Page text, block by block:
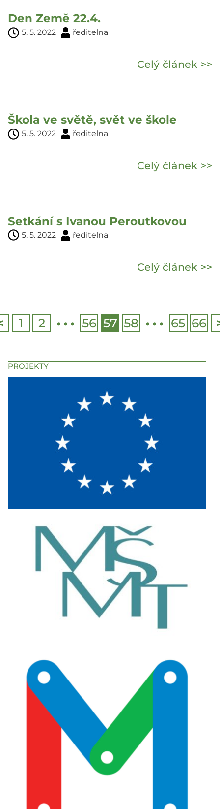
PROJEKTY
Den Země 22.4.
5. 5. 2022 ředitelna
Celý článek >>
Škola ve světě, svět ve škole
5. 5. 2022 ředitelna
Celý článek >>
Setkání s Ivanou Peroutkovou
5. 5. 2022 ředitelna
Celý článek >>
1 2 … 56 57 58 … 65 66